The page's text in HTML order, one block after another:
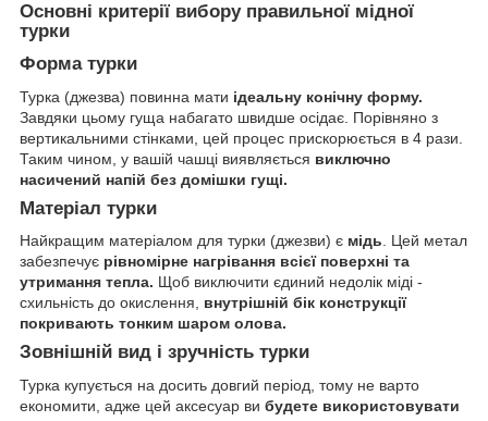
Основні критерії вибору правильної мідної
турки
Форма турки
Турка (джезва) повинна мати ідеальну конічну форму.
Завдяки цьому гуща набагато швидше осідає. Порівняно з
вертикальними стінками, цей процес прискорюється в 4 рази.
Таким чином, у вашій чашці виявляється виключно
насичений напій без домішки гущі.
Матеріал турки
Найкращим матеріалом для турки (джезви) є мідь. Цей метал
забезпечує рівномірне нагрівання всієї поверхні та
утримання тепла. Щоб виключити єдиний недолік міді -
схильність до окислення, внутрішній бік конструкції
покривають тонким шаром олова.
Зовнішній вид і зручність турки
Турка купується на досить довгий період, тому не варто
економити, адже цей аксесуар ви будете використовувати